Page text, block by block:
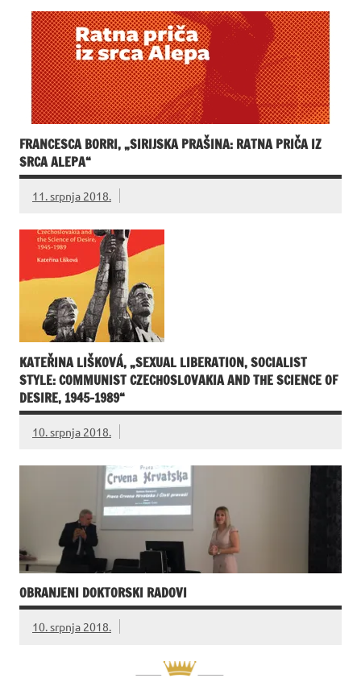
FRANCESCA BORRI, „SIRIJSKA PRAŠINA: RATNA PRIČA IZ
SRCA ALEPA“
11. srpnja 2018.
KATEŘINA LIŠKOVÁ, „SEXUAL LIBERATION, SOCIALIST
STYLE: COMMUNIST CZECHOSLOVAKIA AND THE SCIENCE OF
DESIRE, 1945–1989“
10. srpnja 2018.
OBRANJENI DOKTORSKI RADOVI
10. srpnja 2018.